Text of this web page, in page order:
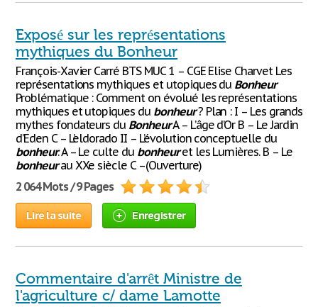
Exposé sur les représentations
mythiques du Bonheur
François-Xavier Carré BTS MUC 1 – CGE Elise Charvet Les
représentations mythiques et utopiques du Bonheur
Problématique : Comment on évolué les représentations
mythiques et utopiques du bonheur? Plan : I – Les grands
mythes fondateurs du BonheurA – L’âge d’Or B – Le Jardin
d’Eden C – L’eldorado II – L’évolution conceptuelle du
bonheur. A – Le culte du bonheuret les Lumières. B – Le
bonheurau XXe siècle C –(Ouverture)
2 064 Mots / 9 Pages
Lire la suite Enregistrer
Commentaire d'arrêt Ministre de
l'agriculture c/ dame Lamotte